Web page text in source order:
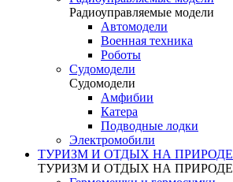
Радиоуправляемые модели
Автомодели
Военная техника
Роботы
Судомодели
Судомодели
Амфибии
Катера
Подводные лодки
Электромобили
ТУРИЗМ И ОТДЫХ НА ПРИРОДЕ
ТУРИЗМ И ОТДЫХ НА ПРИРОДЕ